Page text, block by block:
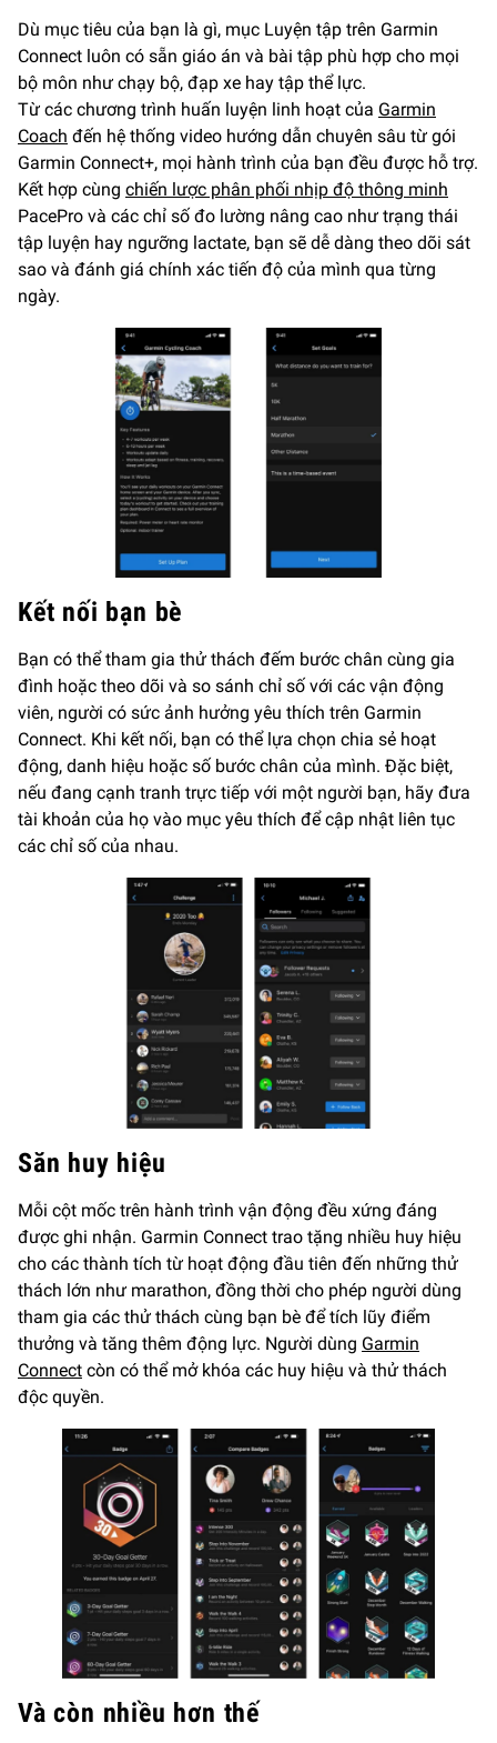
Dù mục tiêu của bạn là gì, mục Luyện tập trên Garmin
Connect luôn có sẵn giáo án và bài tập phù hợp cho mọi
bộ môn như chạy bộ, đạp xe hay tập thể lực.
Từ các chương trình huấn luyện linh hoạt của Garmin
Coach đến hệ thống video hướng dẫn chuyên sâu từ gói
Garmin Connect+, mọi hành trình của bạn đều được hỗ trợ.
Kết hợp cùng chiến lược phân phối nhịp độ thông minh
PacePro và các chỉ số đo lường nâng cao như trạng thái
tập luyện hay ngưỡng lactate, bạn sẽ dễ dàng theo dõi sát
sao và đánh giá chính xác tiến độ của mình qua từng
ngày.
Kết nối bạn bè
Bạn có thể tham gia thử thách đếm bước chân cùng gia
đình hoặc theo dõi và so sánh chỉ số với các vận động
viên, người có sức ảnh hưởng yêu thích trên Garmin
Connect. Khi kết nối, bạn có thể lựa chọn chia sẻ hoạt
động, danh hiệu hoặc số bước chân của mình. Đặc biệt,
nếu đang cạnh tranh trực tiếp với một người bạn, hãy đưa
tài khoản của họ vào mục yêu thích để cập nhật liên tục
các chỉ số của nhau.
Săn huy hiệu
Mỗi cột mốc trên hành trình vận động đều xứng đáng
được ghi nhận. Garmin Connect trao tặng nhiều huy hiệu
cho các thành tích từ hoạt động đầu tiên đến những thử
thách lớn như marathon, đồng thời cho phép người dùng
tham gia các thử thách cùng bạn bè để tích lũy điểm
thưởng và tăng thêm động lực. Người dùng Garmin
Connect còn có thể mở khóa các huy hiệu và thử thách
độc quyền.
Và còn nhiều hơn thế